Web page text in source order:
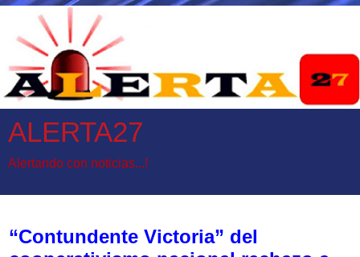
ALERTA27
Alertando con noticias...!
“Contundente Victoria” del